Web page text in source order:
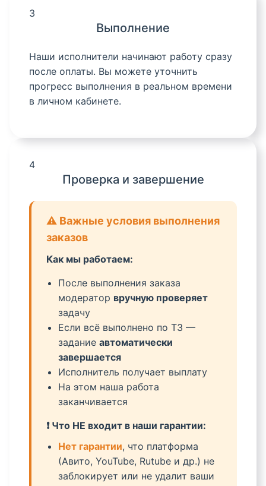
3
Выполнение
Наши исполнители начинают работу сразу
после оплаты. Вы можете уточнить
прогресс выполнения в реальном времени
в личном кабинете.
4
Проверка и завершение
⚠️ Важные условия выполнения
заказов
Как мы работаем:
После выполнения заказа
модератор вручную проверяет
задачу
Если всё выполнено по ТЗ —
задание автоматически
завершается
Исполнитель получает выплату
На этом наша работа
заканчивается
❗ Что НЕ входит в наши гарантии:
Нет гарантии, что платформа
(Авито, YouTube, Rutube и др.) не
заблокирует или не удалит ваши